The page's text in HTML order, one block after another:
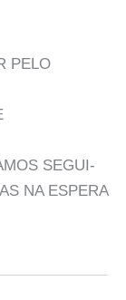
PELO
SEGUI-
NA ESPERA